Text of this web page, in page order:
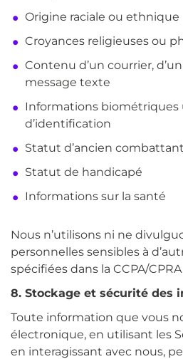
Origine raciale ou ethnique
Croyances religieuses ou
Contenu d’un courrier,
message texte
Informations biométriques
d’identification
Statut d’ancien
Statut de handicapé
Informations sur la santé
Nous n’utilisons ni ne
personnelles sensibles à
spécifiées dans la CCPA/
8. Stockage et sécurité des
Toute information que vous
électronique, en utilisant les
en interagissant avec nous,